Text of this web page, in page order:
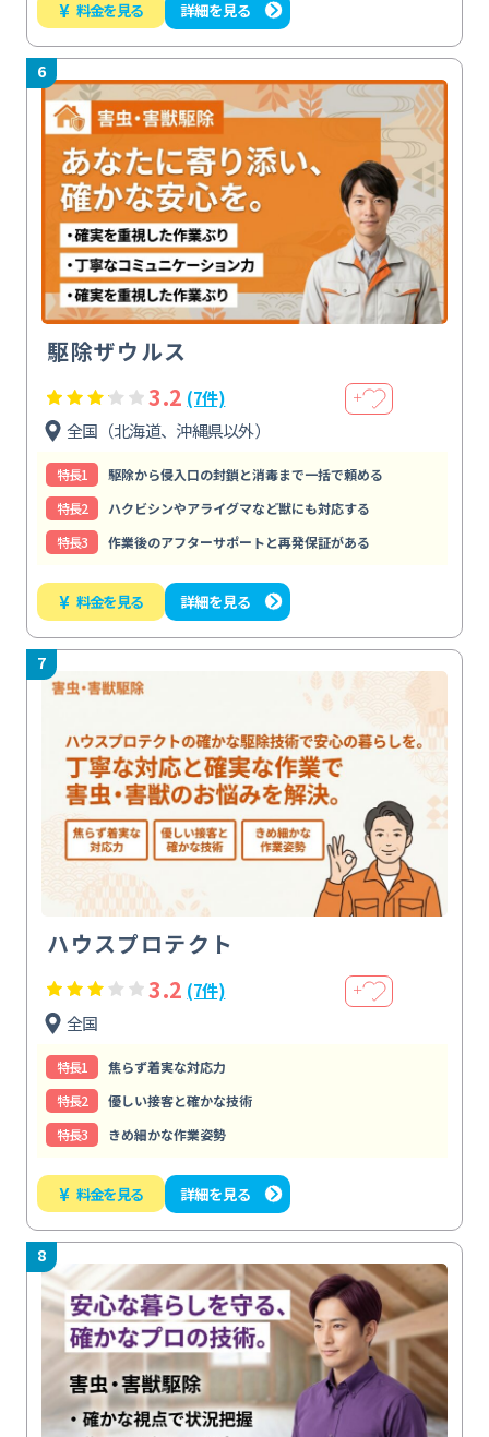
¥ 料金を見る 詳細を見る
6
駆除ザウルス
3.2 (7件) ＋
全国（北海道、沖縄県以外）
特⻑1
駆除から侵入口の封鎖と消毒まで一括で頼める
特⻑2
ハクビシンやアライグマなど獣にも対応する
特⻑3
作業後のアフターサポートと再発保証がある
¥ 料金を見る 詳細を見る
7
ハウスプロテクト
3.2 (7件) ＋
全国
特⻑1
焦らず着実な対応力
特⻑2
優しい接客と確かな技術
特⻑3
きめ細かな作業姿勢
¥ 料金を見る 詳細を見る
8